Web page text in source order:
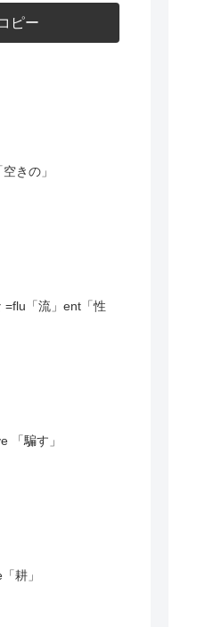
ピー
きの」
「流」ent「性
「騙す」
耕」